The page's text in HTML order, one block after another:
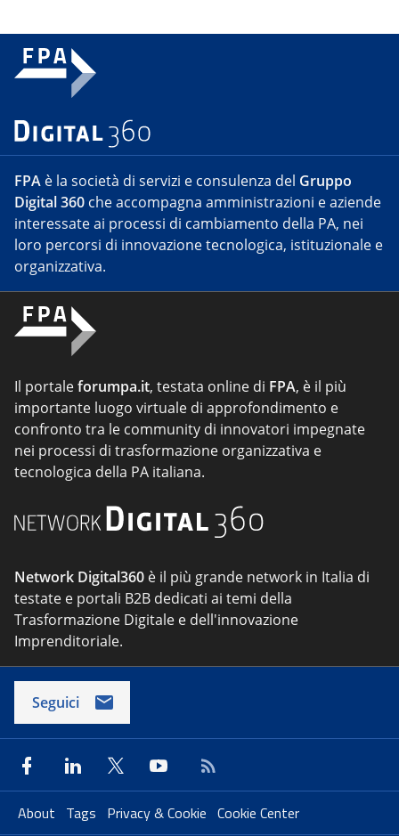
FPA è la società di servizi e consulenza del Gruppo
Digital 360 che accompagna amministrazioni e aziende
interessate ai processi di cambiamento della PA, nei
loro percorsi di innovazione tecnologica, istituzionale e
organizzativa.
Il portaleforumpa.it, testata online di FPA, è il più
importante luogo virtuale di approfondimento e
confronto tra le community di innovatori impegnate
nei processi di trasformazione organizzativa e
tecnologica della PA italiana.
Network Digital360 è il più grande network in Italia di
testate e portali B2B dedicati ai temi della
Trasformazione Digitale e dell'innovazione
Imprenditoriale.
Seguici
About Tags Privacy & Cookie Cookie Center